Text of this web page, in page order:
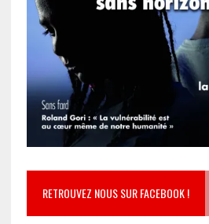
RETROUVEZ NOUS SUR FACEBOOK !